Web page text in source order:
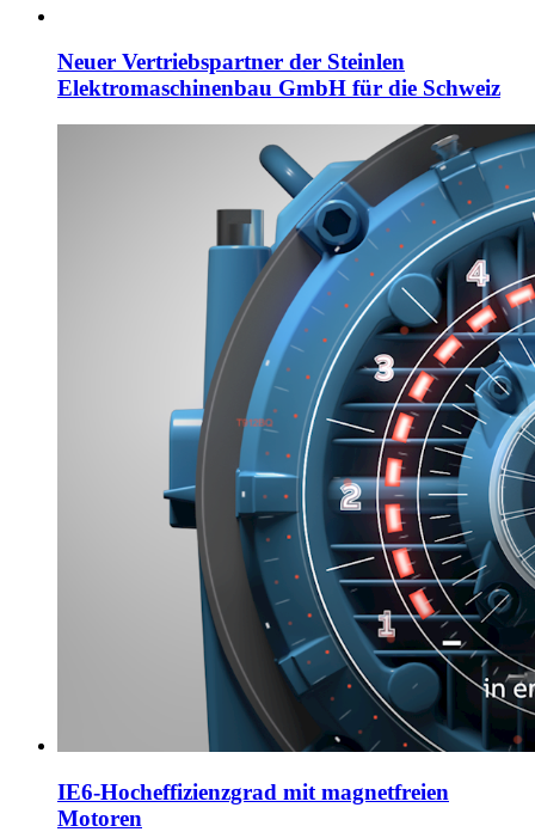
Neuer Vertriebspartner der Steinlen
Elektromaschinenbau GmbH für die Schweiz
IE6-Hocheffizienzgrad mit magnetfreien
Motoren